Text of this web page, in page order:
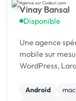
Vinay Bansal
Disponible
Une agence
mobile sur mesure
WordPress,
Android